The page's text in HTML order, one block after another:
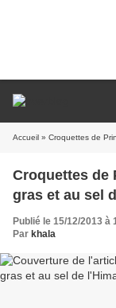
Accueil » Croquettes de
Croquettes de
gras et au sel
Publié le 15/12/2013 à
Par khala